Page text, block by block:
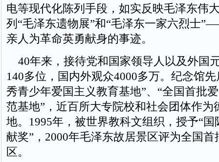
电等现代化陈列手段，如实反映毛泽东伟
列“毛泽东遗物展”和“毛泽东一家六烈士
亲人为革命英勇献身的事迹。
40年来，接待党和国家领导人以及外国
140多位，国内外观众4000多万。纪念馆
秀青少年爱国主义教育基地”、“全国首批
范基地”，近百所大专院校和社会团体作为
地。1995年，被世界教科文组织，授予“
献奖”，2000年毛泽东故居景区评为全国
区。